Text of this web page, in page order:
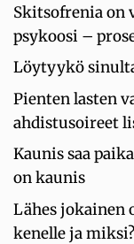
Skitsofrenia on
psykoosi –
Löytyykö
Pienten lasten
ahdistusoireet
Kaunis saa
on kaunis
Lähes jokainen
kenelle ja miksi?